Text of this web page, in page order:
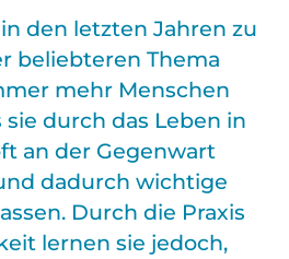
den letzten Jahren zu
beliebteren Thema
mehr Menschen
durch das Leben in
an der Gegenwart
dadurch wichtige
Durch die Praxis
lernen sie jedoch,